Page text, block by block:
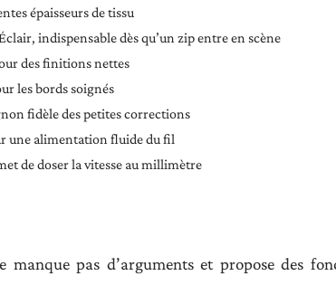
épaisseurs de tissu
indispensable dès qu’un zip entre en scène
des finitions nettes
les bords soignés
fidèle des petites corrections
une alimentation fluide du fil
de doser la vitesse au millimètre
manque pas d’arguments et propose des